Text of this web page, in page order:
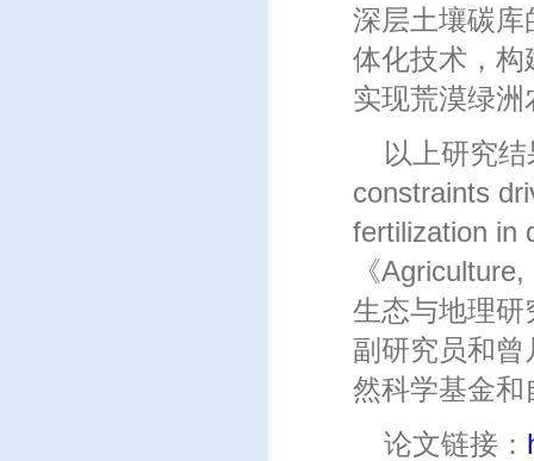
深层土壤碳库
体化技术，构
实现荒漠绿
以上研究
constraints
fertilization in
《
生态与地理研
副研究员和曾
然科学基金和
论文链接：